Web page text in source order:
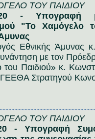
ΤΟΥ ΠΑΙΔΙΟΥ
- Υπογραφή
"Το Χαμόγελο
Εθνικής Άμυνας κ.
με τον
του Παιδιού» κ.
Στρατηγού
ΤΟΥ ΠΑΙΔΙΟΥ
- Υπογραφή